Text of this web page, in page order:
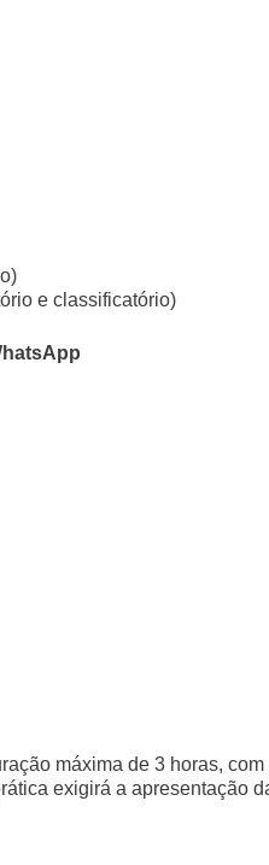
e classificatório)
máxima de 3 horas,
exigirá a apresentação